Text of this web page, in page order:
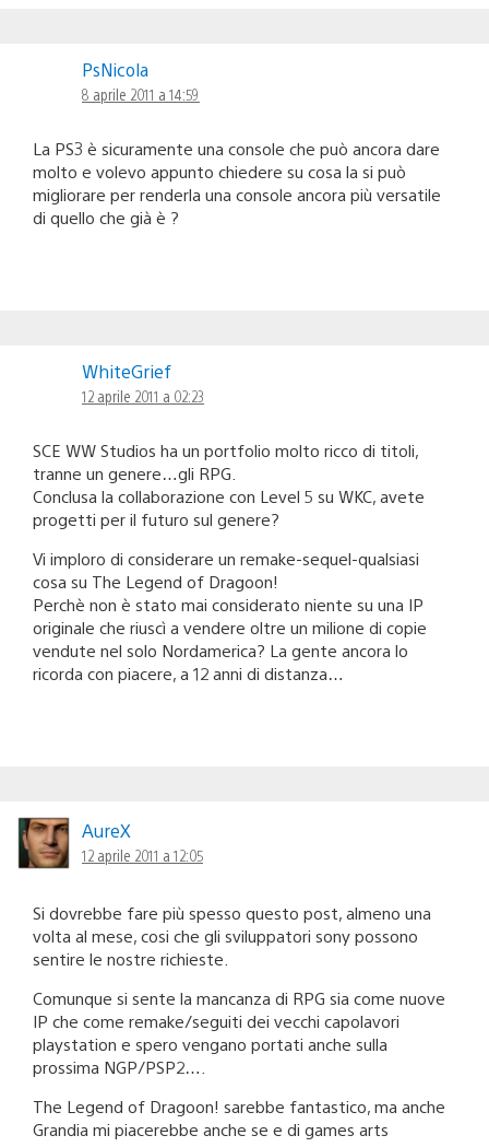
PsNicola
8 aprile 2011 a 14:59
La PS3 è sicuramente una console che può ancora dare
molto e volevo appunto chiedere su cosa la si può
migliorare per renderla una console ancora più versatile
di quello che già è ?
WhiteGrief
12 aprile 2011 a 02:23
SCE WW Studios ha un portfolio molto ricco di titoli,
tranne un genere…gli RPG.
Conclusa la collaborazione con Level 5 su WKC, avete
progetti per il futuro sul genere?
Vi imploro di considerare un remake-sequel-qualsiasi
cosa su The Legend of Dragoon!
Perchè non è stato mai considerato niente su una IP
originale che riuscì a vendere oltre un milione di copie
vendute nel solo Nordamerica? La gente ancora lo
ricorda con piacere, a 12 anni di distanza…
AureX
12 aprile 2011 a 12:05
Si dovrebbe fare più spesso questo post, almeno una
volta al mese, cosi che gli sviluppatori sony possono
sentire le nostre richieste.
Comunque si sente la mancanza di RPG sia come nuove
IP che come remake/seguiti dei vecchi capolavori
playstation e spero vengano portati anche sulla
prossima NGP/PSP2….
The Legend of Dragoon! sarebbe fantastico, ma anche
Grandia mi piacerebbe anche se e di games arts